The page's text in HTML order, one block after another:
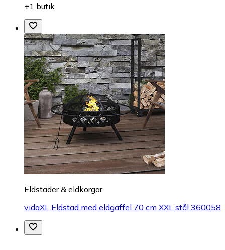
+1 butik
Eldstäder & eldkorgar
vidaXL Eldstad med eldgaffel 70 cm XXL stål 360058